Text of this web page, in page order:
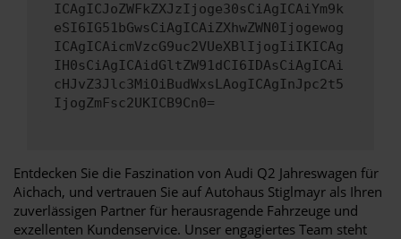
ICAgICJoZWFkZXJzIjoge30sCiAgICAiYm9k
eSI6IG51bGwsCiAgICAiZXhwZWN0Ijogewog
ICAgICAicmVzcG9uc2VUeXBlIjogIiIKICAg
IH0sCiAgICAidGltZW91dCI6IDAsCiAgICAi
cHJvZ3Jlc3MiOiBudWxsLAogICAgInJpc2t5
IjogZmFsc2UKICB9Cn0=
Entdecken Sie die Faszination von Audi Q2 Jahreswagen für
Aichach, und vertrauen Sie auf Autohaus Stiglmayr als Ihren
zuverlässigen Partner für herausragende Fahrzeuge und
exzellenten Kundenservice. Unser engagiertes Team steht